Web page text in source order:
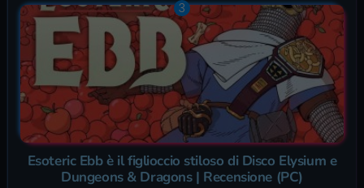
Esoteric Ebb è il figlioccio stiloso di Disco Elysium e
Dungeons & Dragons | Recensione (PC)